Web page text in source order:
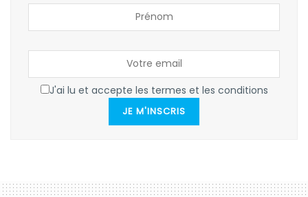
J'ai lu et accepte les termes et les conditions
JE M'INSCRIS